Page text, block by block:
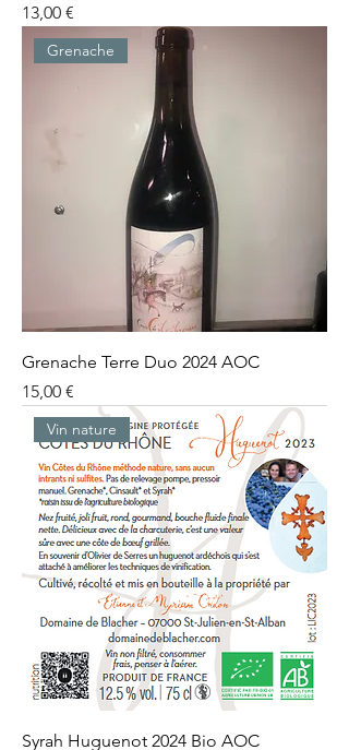
Prix
13,00 €
Grenache
Grenache Terre Duo 2024 AOC
Prix
15,00 €
Vin nature
Syrah Huguenot 2024 Bio AOC